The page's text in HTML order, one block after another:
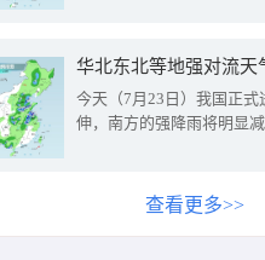
华北东北等地强对流天
今天（7月23日）我国正
伸，南方的强降雨将明显
查看更多>>